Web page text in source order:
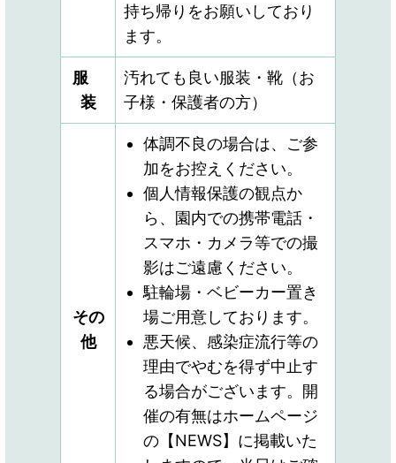
持ち帰りをお願いしており
ます。
服
装
汚れても良い服装・靴（お
子様・保護者の方）
その
他
体調不良の場合は、ご参
加をお控えください。
個人情報保護の観点か
ら、園内での携帯電話・
スマホ・カメラ等での撮
影はご遠慮ください。
駐輪場・ベビーカー置き
場ご用意しております。
悪天候、感染症流行等の
理由でやむを得ず中止す
る場合がございます。開
催の有無はホームページ
の【NEWS】に掲載いた